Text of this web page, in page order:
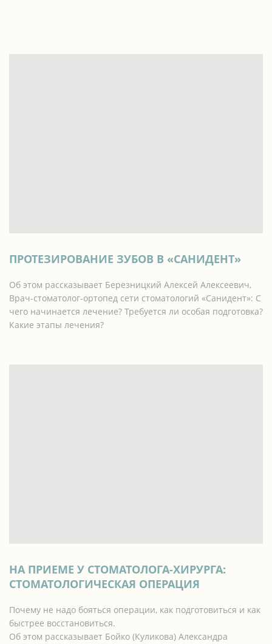
ПРОТЕЗИРОВАНИЕ ЗУБОВ В «‎САНИДЕНТ»
Об этом рассказывает Березницкий Алексей Алексеевич,
Врач-стоматолог-ортопед сети стоматологий «‎Санидент»: С
чего начинается лечение? Требуется ли особая подготовка?
Какие этапы лечения?
НА ПРИЕМЕ У СТОМАТОЛОГА-ХИРУРГА:
СТОМАТОЛОГИЧЕСКАЯ ОПЕРАЦИЯ
Почему не надо бояться операции, как подготовиться и как
быстрее восстановиться.
Об этом рассказывает Бойко (Куликова) Александра